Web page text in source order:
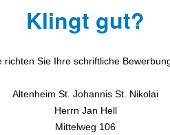
Klingt gut?
richten Sie Ihre schriftliche
Altenheim St. Johannis St. Nikolai
Herrn Jan Hell
Mittelweg 106